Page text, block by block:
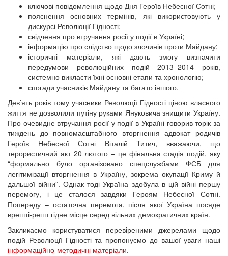
ключові повідомлення щодо Дня Героїв Небесної Сотні;
пояснення основних термінів, які використовують у
дискурсі Революції Гідності;
свідчення про втручання росії у події в Україні;
інформацію про слідство щодо злочинів проти Майдану;
історичні матеріали, які дають змогу визначити
передумови революційних подій 2013–2014 років,
системно викласти їхні основні етапи та хронологію;
спогади учасників Майдану та багато іншого.
Дев’ять років тому учасники Революції Гідності ціною власного
життя не дозволили путіну руками Януковича знищити Україну.
Про очевидне втручання росії у події в Україні говорив торік за
тиждень до повномасштабного вторгнення адвокат родичів
Героїв Небесної Сотні Віталій Титич, вважаючи, що
терористичний акт 20 лютого – це фінальна стадія подій, яку
“формально було організовано спецслужбами ФСБ для
легітимізації вторгнення в Україну, зокрема окупації Криму й
дальшої війни”. Однак тоді Україна здобула в цій війні першу
перемогу, і це сталося завдяки Героям Небесної Сотні.
Попереду – остаточна перемога, після якої Україна посяде
врешті-решт гідне місце серед вільних демократичних країн.
Закликаємо користуватися перевіреними джерелами щодо
подій Революції Гідності та пропонуємо до вашої уваги наші
інформаційно-методичні матеріали.